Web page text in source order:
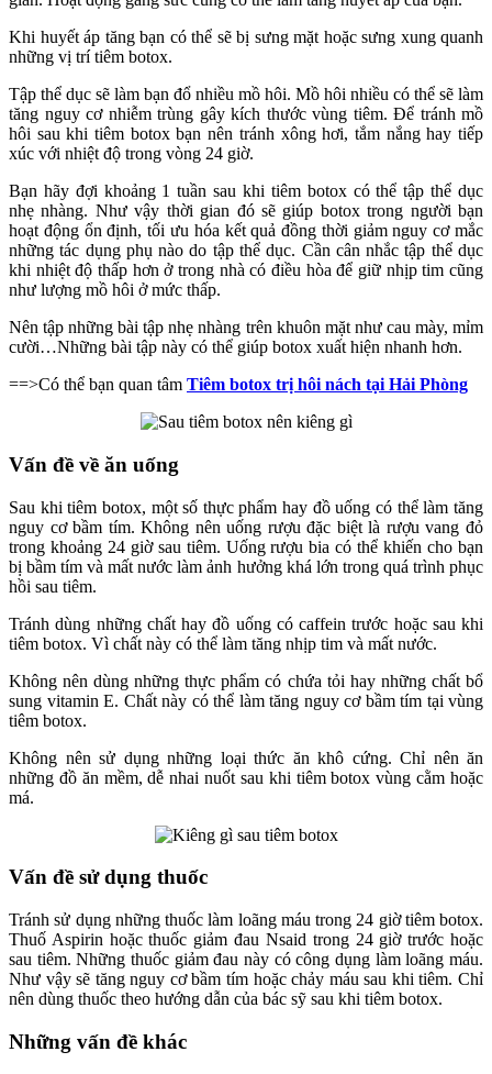
Khi huyết áp tăng bạn có thể sẽ bị sưng mặt hoặc sưng xung quanh
những vị trí tiêm botox.
Tập thể dục sẽ làm bạn đổ nhiều mồ hôi. Mồ hôi nhiều có thể sẽ làm
tăng nguy cơ nhiễm trùng gây kích thước vùng tiêm. Để tránh mồ
hôi sau khi tiêm botox bạn nên tránh xông hơi, tắm nắng hay tiếp
xúc với nhiệt độ trong vòng 24 giờ.
Bạn hãy đợi khoảng 1 tuần sau khi tiêm botox có thể tập thể dục
nhẹ nhàng. Như vậy thời gian đó sẽ giúp botox trong người bạn
hoạt động ổn định, tối ưu hóa kết quả đồng thời giảm nguy cơ mắc
những tác dụng phụ nào do tập thể dục. Cần cân nhắc tập thể dục
khi nhiệt độ thấp hơn ở trong nhà có điều hòa để giữ nhịp tim cũng
như lượng mồ hôi ở mức thấp.
Nên tập những bài tập nhẹ nhàng trên khuôn mặt như cau mày, mỉm
cười…Những bài tập này có thể giúp botox xuất hiện nhanh hơn.
==>Có thể bạn quan tâm Tiêm botox trị hôi nách tại Hải Phòng
Vấn đề về ăn uống
Sau khi tiêm botox, một số thực phẩm hay đồ uống có thể làm tăng
nguy cơ bầm tím. Không nên uống rượu đặc biệt là rượu vang đỏ
trong khoảng 24 giờ sau tiêm. Uống rượu bia có thể khiến cho bạn
bị bầm tím và mất nước làm ảnh hưởng khá lớn trong quá trình phục
hồi sau tiêm.
Tránh dùng những chất hay đồ uống có caffein trước hoặc sau khi
tiêm botox. Vì chất này có thể làm tăng nhịp tim và mất nước.
Không nên dùng những thực phẩm có chứa tỏi hay những chất bổ
sung vitamin E. Chất này có thể làm tăng nguy cơ bầm tím tại vùng
tiêm botox.
Không nên sử dụng những loại thức ăn khô cứng. Chỉ nên ăn
những đồ ăn mềm, dễ nhai nuốt sau khi tiêm botox vùng cằm hoặc
má.
Vấn đề sử dụng thuốc
Tránh sử dụng những thuốc làm loãng máu trong 24 giờ tiêm botox.
Thuố Aspirin hoặc thuốc giảm đau Nsaid trong 24 giờ trước hoặc
sau tiêm. Những thuốc giảm đau này có công dụng làm loãng máu.
Như vậy sẽ tăng nguy cơ bầm tím hoặc chảy máu sau khi tiêm. Chỉ
nên dùng thuốc theo hướng dẫn của bác sỹ sau khi tiêm botox.
Những vấn đề khác